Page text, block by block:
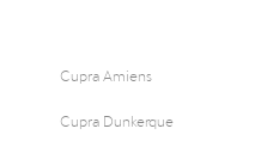
Cupra Amiens
Cupra Dunkerque